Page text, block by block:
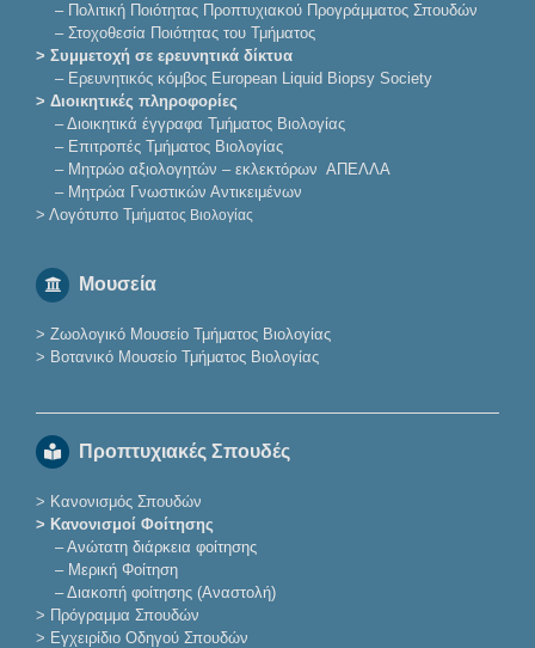
– Πολιτική Ποιότητας Προπτυχιακού Προγράμματος Σπουδών
– Στοχοθεσία Ποιότητας του Τμήματος
> Συμμετοχή σε ερευνητικά δίκτυα
– Eρευνητικός κόμβος European Liquid Biopsy Society
> Διοικητικές πληροφορίες
–Διοικητικά έγγραφα Τμήματος Βιολογίας
– Επιτροπές Τμήματος Βιολογίας
– Μητρώο αξιολογητών – εκλεκτόρων ΑΠΕΛΛΑ
– Μητρώα Γνωστικών Αντικειμένων
> Λογότυπο Τμήματος Βιολογίας
Μουσεία
> Ζωολογικό Μουσείο Τμήματος Βιολογίας
> Βοτανικό Μουσείο Τμήματος Βιολογίας
Προπτυχιακές Σπουδές
> Κανονισμός Σπουδών
> Κανονισμοί Φοίτησης
–Ανώτατη διάρκεια φοίτησης
– Μερική Φοίτηση
–Διακοπή φοίτησης (Αναστολή)
> Πρόγραμμα Σπουδών
> Εγχειρίδιο Οδηγού Σπουδών